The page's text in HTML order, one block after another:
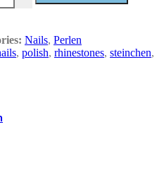
Nails, Perlen
, polish, rhinestones, steinchen,